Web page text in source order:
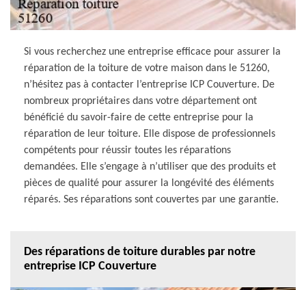
Si vous recherchez une entreprise efficace pour assurer la
réparation de la toiture de votre maison dans le 51260,
n’hésitez pas à contacter l’entreprise ICP Couverture. De
nombreux propriétaires dans votre département ont
bénéficié du savoir-faire de cette entreprise pour la
réparation de leur toiture. Elle dispose de professionnels
compétents pour réussir toutes les réparations
demandées. Elle s’engage à n’utiliser que des produits et
pièces de qualité pour assurer la longévité des éléments
réparés. Ses réparations sont couvertes par une garantie.
Des réparations de toiture durables par notre
entreprise ICP Couverture